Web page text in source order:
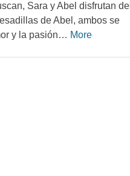
Sara y Abel disfrutan del
de Abel, ambos se
y la pasión… More